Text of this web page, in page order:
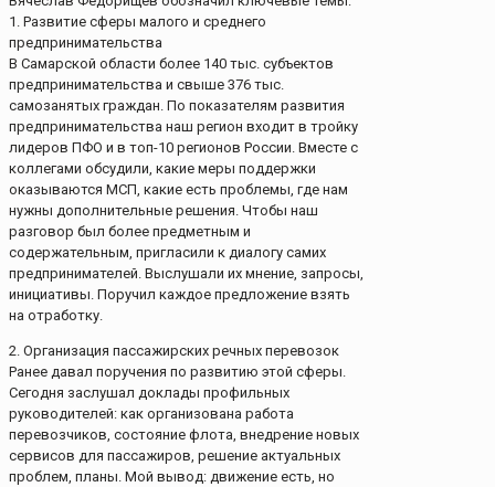
1. Развитие сферы малого и среднего
предпринимательства
В Самарской области более 140 тыс. субъектов
предпринимательства и свыше 376 тыс.
самозанятых граждан. По показателям развития
предпринимательства наш регион входит в тройку
лидеров ПФО и в топ-10 регионов России. Вместе с
коллегами обсудили, какие меры поддержки
оказываются МСП, какие есть проблемы, где нам
нужны дополнительные решения. Чтобы наш
разговор был более предметным и
содержательным, пригласили к диалогу самих
предпринимателей. Выслушали их мнение, запросы,
инициативы. Поручил каждое предложение взять
на отработку.
2. Организация пассажирских речных перевозок
Ранее давал поручения по развитию этой сферы.
Сегодня заслушал доклады профильных
руководителей: как организована работа
перевозчиков, состояние флота, внедрение новых
сервисов для пассажиров, решение актуальных
проблем, планы. Мой вывод: движение есть, но